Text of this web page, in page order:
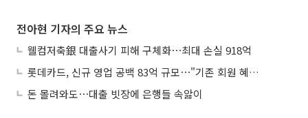
전아현 기자의 주요 뉴스
웰컴저축銀 대출사기 피해 구체화⋯최대 손실 918억
롯데카드, 신규 영업 공백 83억 규모⋯"기존 회원 혜택으로 방어"
돈 몰려와도⋯대출 빗장에 은행들 속앓이